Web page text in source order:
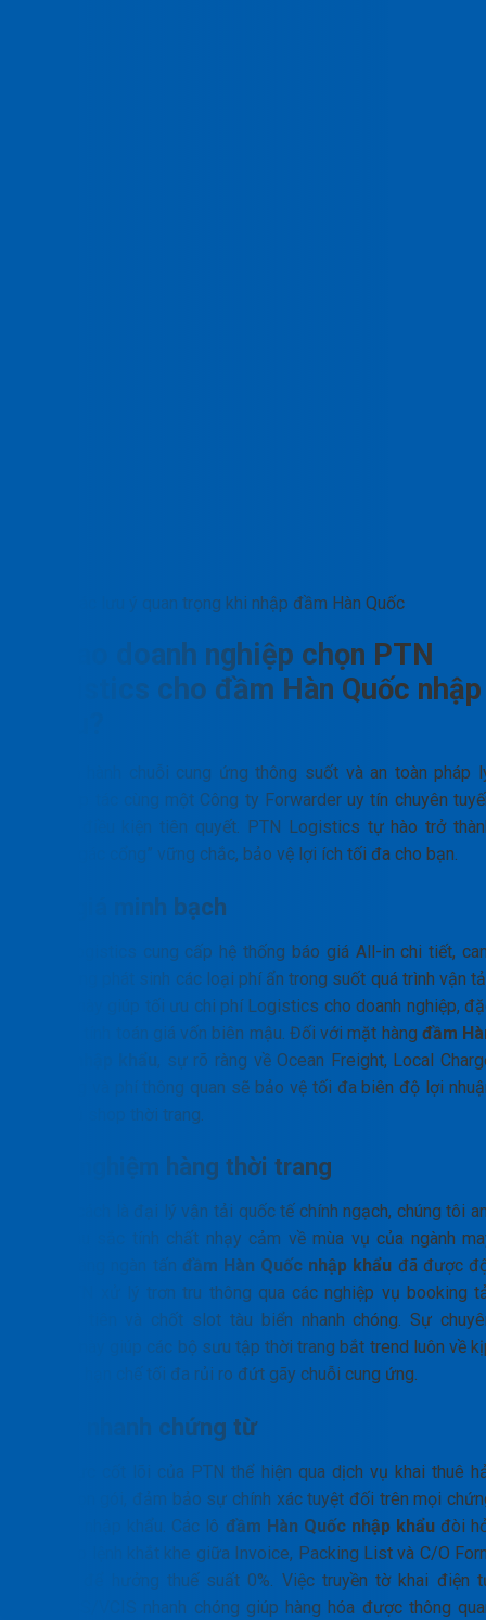
Các lưu ý quan trọng khi nhập đầm Hàn Quốc
Vì sao doanh nghiệp chọn PTN
Logistics cho đầm Hàn Quốc nhập
Để vận hành chuỗi cung ứng thông suốt và an toàn pháp
việc hợp tác cùng một Công ty Forwarder uy tín chuyên
Hàn là điều kiện tiên quyết. PTN Logistics tự hào trở
“người gác cổng” vững chắc, bảo vệ lợi ích tối đa cho bạn.
Báo giá minh bạch
PTN Logistics cung cấp hệ thống báo giá All-in chi tiết,
kết không phát sinh các loại phí ẩn trong suốt quá trình vận
Yếu tố này giúp tối ưu chi phí Logistics cho doanh nghiệp,
biệt khi tính toán giá vốn biên mậu. Đối với mặt hàng đầm
Quốc nhập khẩu, sự rõ ràng về Ocean Freight, Local
tại cảng và phí thông quan sẽ bảo vệ tối đa biên độ lợi
của chủ shop thời trang.
Kinh nghiệm hàng thời trang
Với tư cách là đại lý vận tải quốc tế chính ngạch, chúng tôi
hiểu sâu sắc tính chất nhạy cảm về mùa vụ của ngành
mặc. Hàng ngàn tấn đầm Hàn Quốc nhập khẩu đã được
ngũ PTN xử lý trơn tru thông qua các nghiệp vụ booking
bay ưu tiên và chốt slot tàu biển nhanh chóng. Sự
nghiệp này giúp các bộ sưu tập thời trang bắt trend luôn về
tiến độ, hạn chế tối đa rủi ro đứt gãy chuỗi cung ứng.
Xử lý nhanh chứng từ
Năng lực cốt lõi của PTN thể hiện qua dịch vụ khai thuê
quan trọn gói, đảm bảo sự chính xác tuyệt đối trên mọi
từ xuất nhập khẩu. Các lô đầm Hàn Quốc nhập khẩuđòi
sự khớp lệnh khắt khe giữa Invoice, Packing List và C/O
AK/VK để hưởng thuế suất 0%. Việc truyền tờ khai điện
VNACCS/VCIS nhanh chóng giúp hàng hóa được thông